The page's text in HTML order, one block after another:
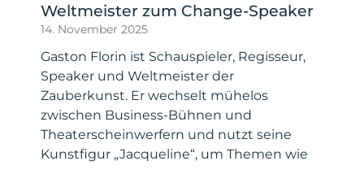
Weltmeister zum Change-Speaker
14. November 2025
Gaston Florin ist Schauspieler, Regisseur,
Speaker und Weltmeister der
Zauberkunst. Er wechselt mühelos
zwischen Business-Bühnen und
Theaterscheinwerfern und nutzt seine
Kunstfigur „Jacqueline“, um Themen wie